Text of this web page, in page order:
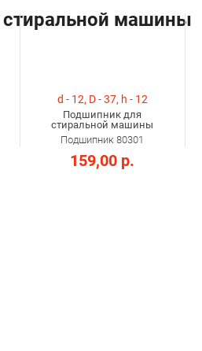
машины
d - 12, D - 37, h - 12
Подшипник для
стиральной машины
Подшипник 80301
159,00 р.